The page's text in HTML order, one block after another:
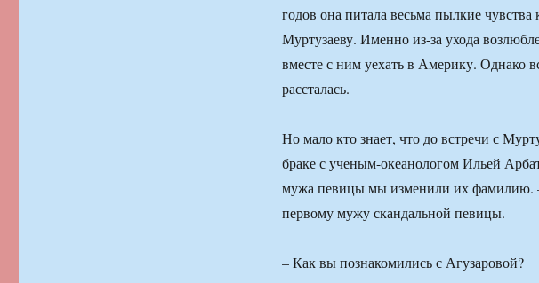
годов она питала весьма пылкие
Муртузаеву. Именно из-за ухода
вместе с ним уехать в Америку. Однако
рассталась.
Но мало кто знает, что до встречи с
браке с ученым-океанологом Ильей
мужа певицы мы изменили их фамилию.
первому мужу скандальной певицы.
– Как вы познакомились с Агузаровой?